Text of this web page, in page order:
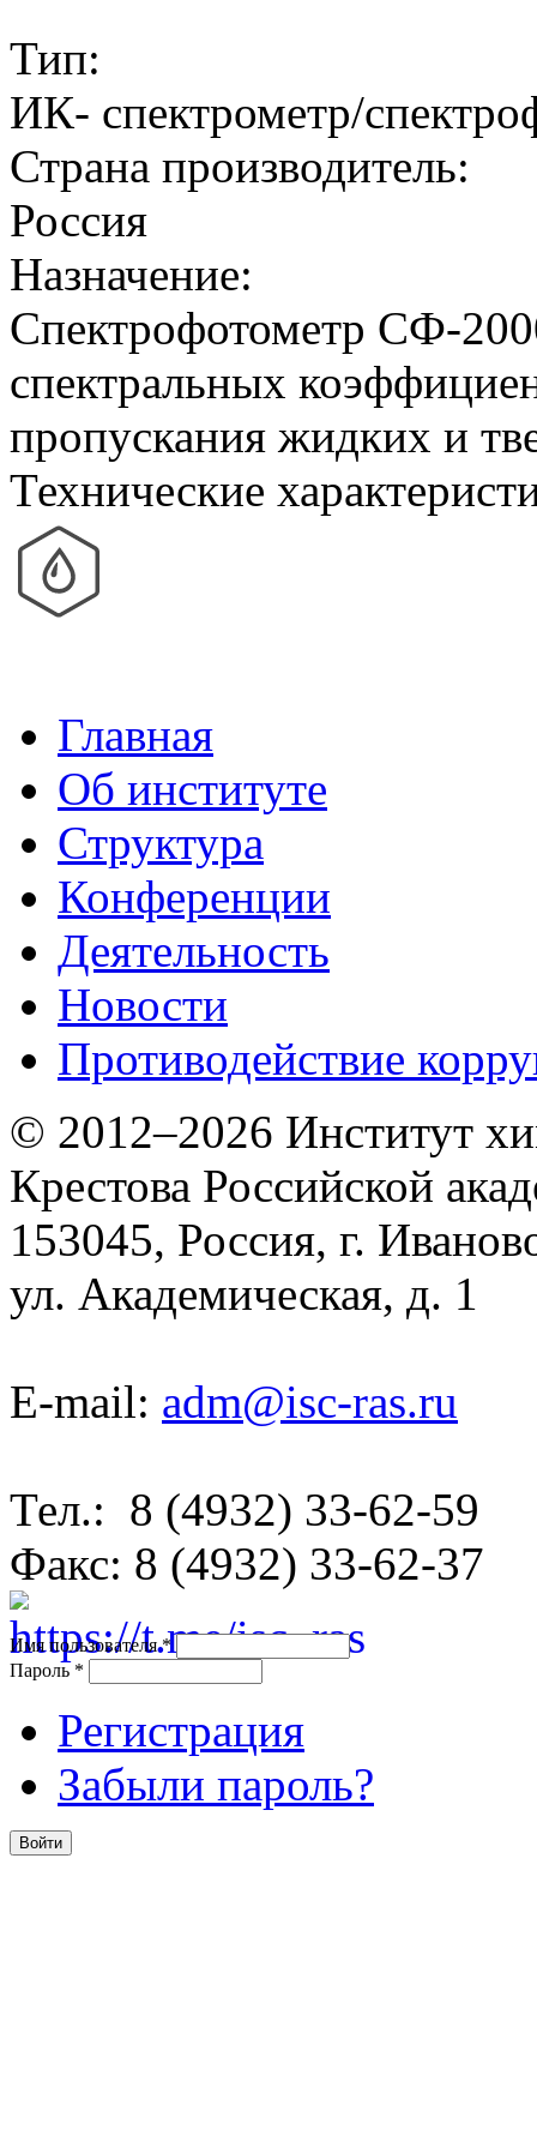
Тип:
ИК- спектрометр/
Страна производитель:
Россия
Назначение:
Спектрофотометр СФ-
спектральных
пропускания жидких и
Технические
Главная
Об институте
Структура
Конференции
Деятельность
Новости
Противодействие
© 2012–2026 Институт
Крестова Российской
153045, Россия, г.
ул. Академическая, д. 1
E-mail: adm@isc-ras.ru
Тел.: 8 (4932) 33-62-59
Факс: 8 (4932) 33-62-37
Имя пользователя*
Пароль *
Регистрация
Забыли пароль?